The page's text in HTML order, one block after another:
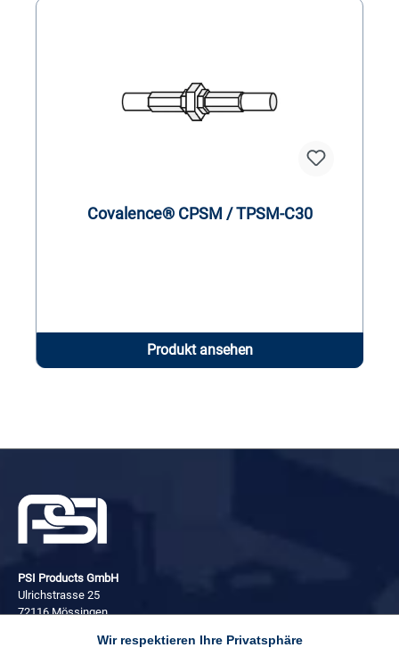
Covalence® CPSM / TPSM-C30
Produkt ansehen
PSI Products GmbH
Ulrichstrasse 25
72116 Mössingen
Wir respektieren Ihre Privatsphäre